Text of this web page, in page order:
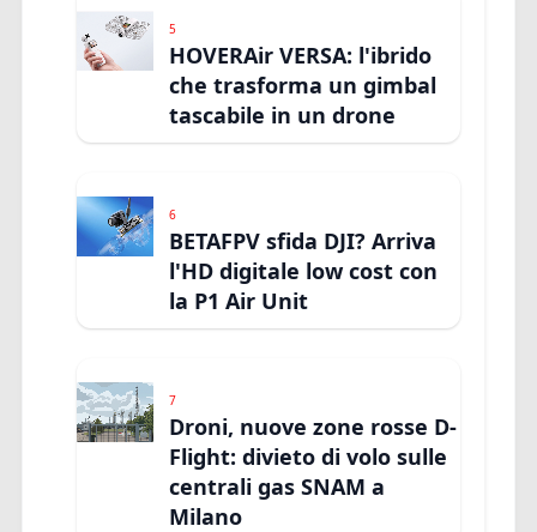
5
HOVERAir VERSA: l'ibrido
che trasforma un gimbal
tascabile in un drone
6
BETAFPV sfida DJI? Arriva
l'HD digitale low cost con
la P1 Air Unit
7
Droni, nuove zone rosse D-
Flight: divieto di volo sulle
centrali gas SNAM a
Milano